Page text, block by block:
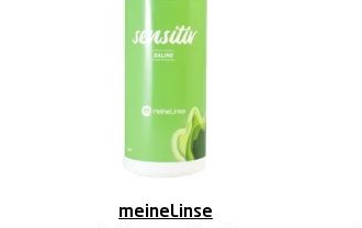
meineLinse